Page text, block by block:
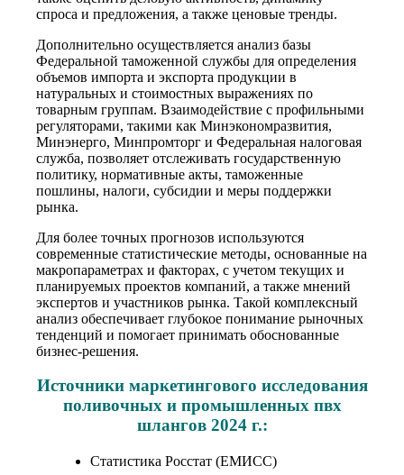
спроса и предложения, а также ценовые тренды.
Дополнительно осуществляется анализ базы
Федеральной таможенной службы для определения
объемов импорта и экспорта продукции в
натуральных и стоимостных выражениях по
товарным группам. Взаимодействие с профильными
регуляторами, такими как Минэкономразвития,
Минэнерго, Минпромторг и Федеральная налоговая
служба, позволяет отслеживать государственную
политику, нормативные акты, таможенные
пошлины, налоги, субсидии и меры поддержки
рынка.
Для более точных прогнозов используются
современные статистические методы, основанные на
макропараметрах и факторах, с учетом текущих и
планируемых проектов компаний, а также мнений
экспертов и участников рынка. Такой комплексный
анализ обеспечивает глубокое понимание рыночных
тенденций и помогает принимать обоснованные
бизнес-решения.
Источники маркетингового исследования
поливочных и промышленных пвх
шлангов 2024 г.:
Статистика Росстат (ЕМИСС)